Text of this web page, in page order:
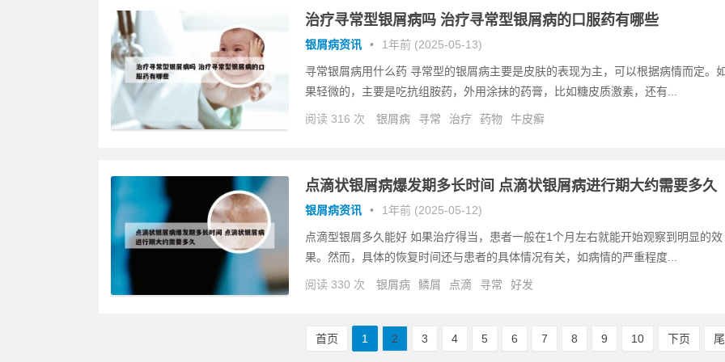
治疗寻常型银屑病吗 治疗寻常型银屑病的口服药有哪些
银屑病资讯 • 1年前 (2025-05-13)
寻常银屑病用什么药 寻常型的银屑病主要是皮肤的表现为主，可以根据病情而定。
果轻微的，主要是吃抗组胺药，外用涂抹的药膏，比如糖皮质激素，还有...
阅读 316 次 银屑病 寻常 治疗 药物 牛皮癣
点滴状银屑病爆发期多长时间 点滴状银屑病进行期大约需要多久
银屑病资讯 • 1年前 (2025-05-12)
点滴型银屑多久能好 如果治疗得当，患者一般在1个月左右就能开始观察到明显的效
果。然而，具体的恢复时间还与患者的具体情况有关，如病情的严重程度...
阅读 330 次 银屑病 鳞屑 点滴 寻常 好发
首页 1 2 3 4 5 6 7 8 9 10 下页